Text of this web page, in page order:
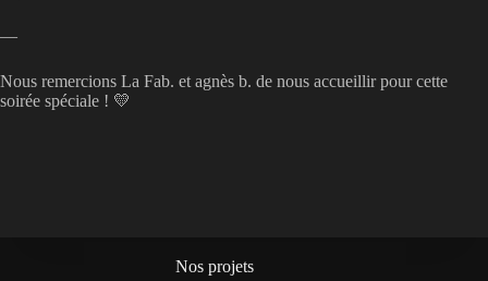
—
Nous remercions La Fab. et agnès b. de nous accueillir pour cette
soirée spéciale ! 💛
Nos projets